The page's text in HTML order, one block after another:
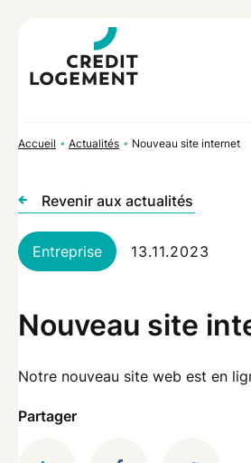
Accueil Actualités Nouveau site internet
Revenir aux actualités
Entreprise 13.11.2023
Nouveau site
Notre nouveau site web est en
Partager